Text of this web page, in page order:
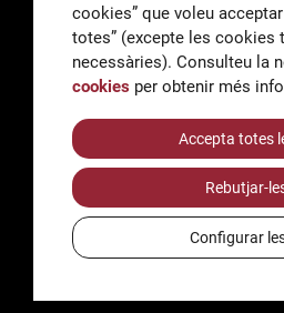
Informació
AccessibilitatAvís legal i Política de
Política de cookies
Crèdits
cookies” que voleu
totes” (excepte les cookies
necessàries). Consulteu la
cookies per obtenir més
Accepta totes
Rebutjar-
Configurar